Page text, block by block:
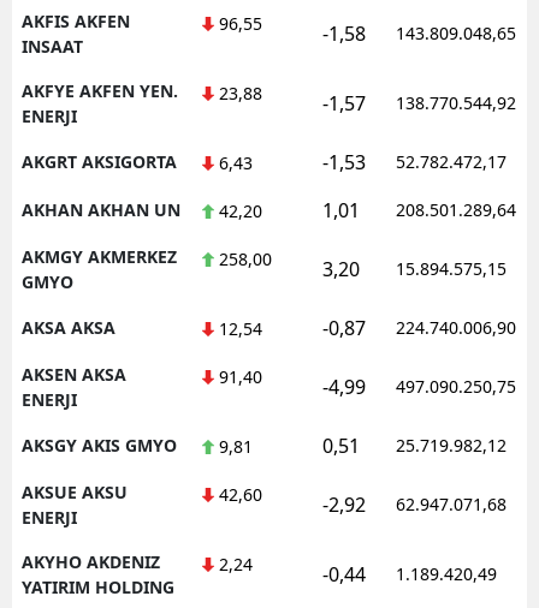
AKFIS AKFEN
INSAAT
96,55 -1,58 143.809.048,65
AKFYE AKFEN YEN.
ENERJI
23,88 -1,57 138.770.544,92
AKGRT AKSIGORTA 6,43 -1,53 52.782.472,17
AKHAN AKHAN UN 42,20 1,01 208.501.289,64
AKMGY AKMERKEZ
GMYO
258,00 3,20 15.894.575,15
AKSA AKSA 12,54 -0,87 224.740.006,90
AKSEN AKSA
ENERJI
91,40 -4,99 497.090.250,75
AKSGY AKIS GMYO 9,81 0,51 25.719.982,12
AKSUE AKSU
ENERJI
42,60 -2,92 62.947.071,68
AKYHO AKDENIZ
YATIRIM HOLDING
2,24 -0,44 1.189.420,49